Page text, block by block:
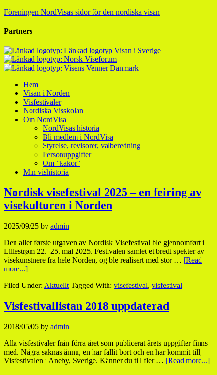
Föreningen NordVisas sidor för den nordiska visan
Partners
Hem
Visan i Norden
Visfestivaler
Nordiska Visskolan
Om NordVisa
NordVisas historia
Bli medlem i NordVisa
Styrelse, revisorer, valberedning
Personuppgifter
Om ”kakor”
Min vishistoria
Nordisk visefestival 2025 – en feiring av
visekulturen i Norden
2025/09/25 by admin
Den aller første utgaven av Nordisk Visefestival ble gjennomført i
Lillestrøm 22.–25. mai 2025. Festivalen samlet et bredt spekter av
visekunstnere fra hele Norden, og ble realisert med stor … [Read
more...]
Filed Under: Aktuellt Tagged With: visefestival, visfestival
Visfestivallistan 2018 uppdaterad
2018/05/05 by admin
Alla visfestivaler från förra året som publicerat årets uppgifter finns
med. Några saknas ännu, en har fallit bort och en har kommit till,
Visfestivalen i Aneby, Sverige. Känner du till fler … [Read more...]